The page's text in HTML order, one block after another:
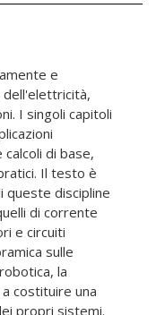
e
dell'elettricità,
di base,
Il testo è
queste discipline
di corrente
e circuiti
sulle
la
costituire una
propri sistemi.